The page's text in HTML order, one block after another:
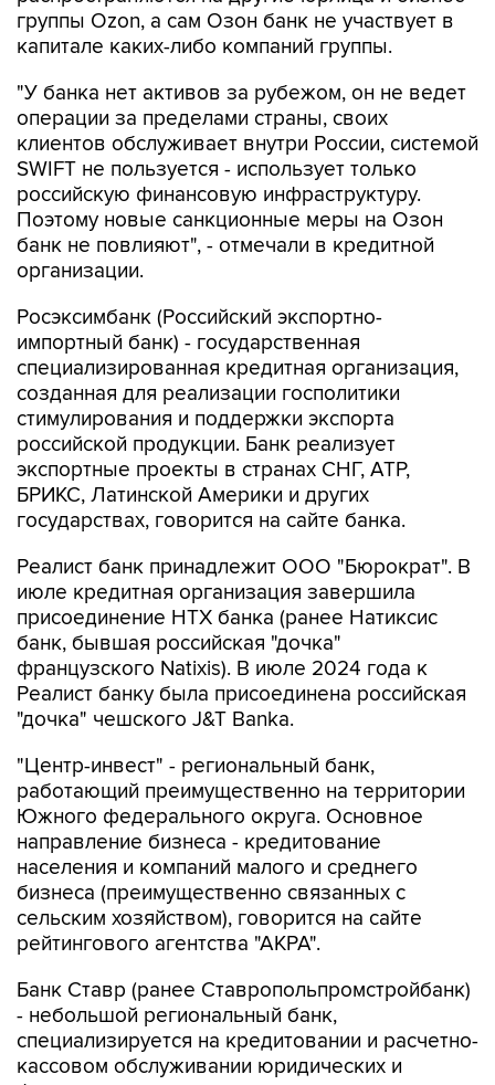
"У банка нет активов за рубежом, он не ведет
клиентов обслуживает внутри России, системой
SWIFT не пользуется - использует только
российскую финансовую инфраструктуру.
Поэтому новые санкционные меры на Озон
банк не повлияют", - отмечали в кредитной
организации.
Росэксимбанк (Российский экспортно-
специализированная кредитная организация,
созданная для реализации госполитики
стимулирования и поддержки экспорта
российской продукции. Банк реализует
экспортные проекты в странах СНГ, АТР,
БРИКС, Латинской Америки и других
государствах, говорится на сайте банка.
Реалист банк принадлежит ООО "Бюрократ". В
присоединение НТХ банка (ранее Натиксис
банк, бывшая российская "дочка"
французского Natixis). В июле 2024 года к
Реалист банку была присоединена российская
"дочка" чешского J&T Banka.
"Центр-инвест" - региональный банк,
Южного федерального округа. Основное
направление бизнеса - кредитование
населения и компаний малого и среднего
бизнеса (преимущественно связанных с
сельским хозяйством), говорится на сайте
рейтингового агентства "АКРА".
Банк Ставр (ранее Ставропольпромстройбанк)
специализируется на кредитовании и расчетно-
кассовом обслуживании юридических и
физических лиц, а также операциях на
межбанковском рынке, отмечает "Эксперт РА".